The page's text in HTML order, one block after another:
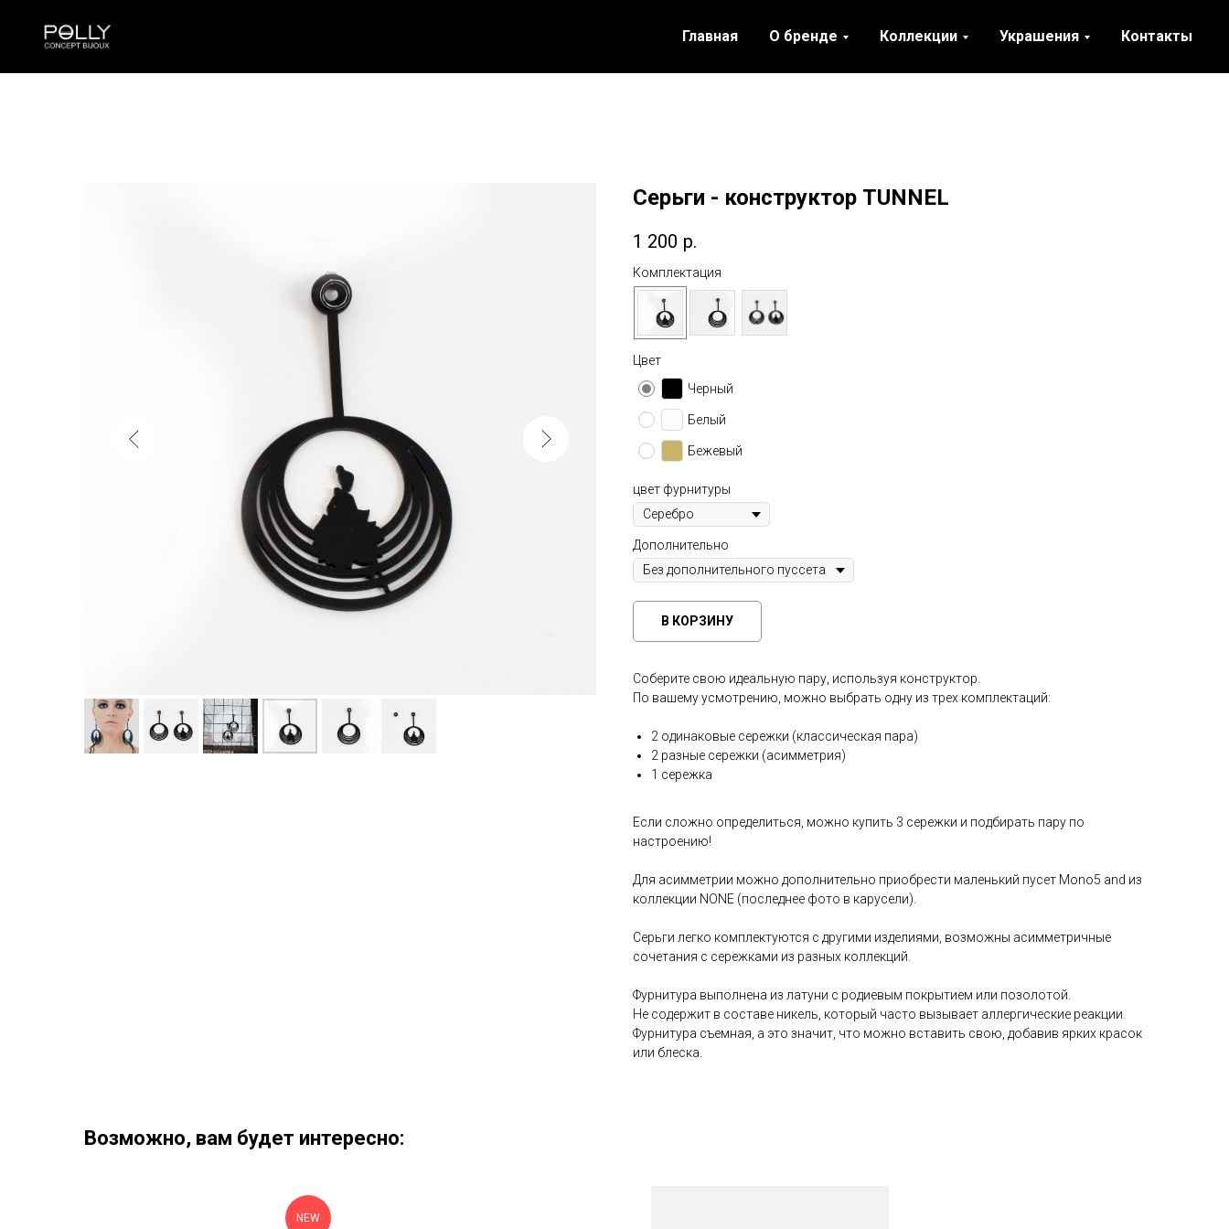
Главная О бренде Коллекции Украшения Контакты
Серьги - конструктор TUNNEL
1 200 р.
Комплектация
Цвет
Черный
Белый
Бежевый
цвет фурнитуры
Дополнительно
В КОРЗИНУ
Соберите свою идеальную пару, используя конструктор.
По вашему усмотрению, можно выбрать одну из трех комплектаций:
2 одинаковые сережки (классическая пара)
2 разные сережки (асимметрия)
1 сережка
Если сложно определиться, можно купить 3 сережки и подбирать пару по
настроению!
Для асимметрии можно дополнительно приобрести маленький пусет Mono5 and из
коллекции NONE (последнее фото в карусели).
Серьги легко комплектуются c другими изделиями, возможны асимметричные
сочетания с сережками из разных коллекций.
Фурнитура выполнена из латуни с родиевым покрытием или позолотой.
Не содержит в составе никель, который часто вызывает аллергические реакции.
Фурнитура съемная, а это значит, что можно вставить свою, добавив ярких красок
или блеска.
Возможно, вам будет интересно:
NEW